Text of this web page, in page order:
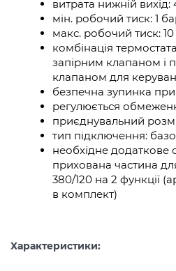
витрата нижній вихід:
мін. робочий тиск: 1
макс. робочий тиск:
комбінація
запірним клапаном і
клапаном для
безпечна зупинка при
регулюється
приєднувальний
тип підключення:
необхідне додаткове
прихована частина
380/120 на 2 функції
в комплект)
Характеристики: